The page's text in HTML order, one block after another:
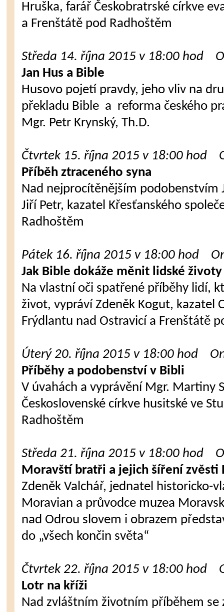
Hruška, farář Českobratrské církve
a Frenštátě pod Radhoštěm
Středa 14. října 2015 v 18:00 hod
Jan Hus a Bible
Husovo pojetí pravdy, jeho vliv na
překladu Bible a reforma českého
Mgr. Petr Krynský, Th.D.
Čtvrtek 15. října 2015 v 18:00 hod
Příběh ztraceného syna
Nad nejprocítěnějším podobenstvím
Jiří Petr, kazatel Křesťanského
Radhoštěm
Pátek 16. října 2015 v 18:00 hod
Jak Bible dokáže měnit lidské životy
Na vlastní oči spatřené příběhy lidí,
život, vypráví Zdeněk Kogut, kazatel
Frýdlantu nad Ostravicí a Frenštátě
Úterý 20. října 2015 v 18:00 hod
Příběhy a podobenství v Bibli
V úvahách a vyprávění Mgr. Martiny
Československé církve husitské ve
Radhoštěm
Středa 21. října 2015 v 18:00 hod
Moravští bratři a jejich šíření zvěsti
Zdeněk Valchář, jednatel historicko-
Moravian a průvodce muzea
nad Odrou slovem i obrazem
do „všech končin světa“
Čtvrtek 22. října 2015 v 18:00 hod
Lotr na kříži
Nad zvláštním životním příběhem se